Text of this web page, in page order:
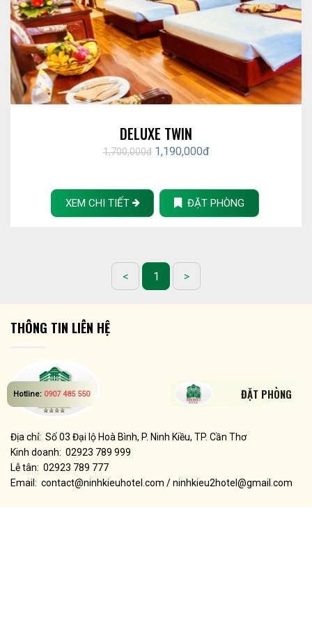
Bao Gồm:
- Thuế VAT, Buffet sáng.
- Trái cây tại phòng.
- Phòng Tài Xế.
- Miễn phí trẻ em 1-6 tuổi
DELUXE TWIN
1,700,000đ 1,190,000đ
XEM CHI TIẾT ĐẶT PHÒNG
< 1 >
Hotline: 0907 485 550 ĐẶT PHÒNG
THÔNG TIN LIÊN HỆ
Địa chỉ: Số 03 Đại lộ Hoà Bình, P. Ninh Kiều, TP. Cần Thơ
Kinh doanh: 02923 789 999
Lễ tân: 02923 789 777
Email: contact@ninhkieuhotel.com / ninhkieu2hotel@gmail.com